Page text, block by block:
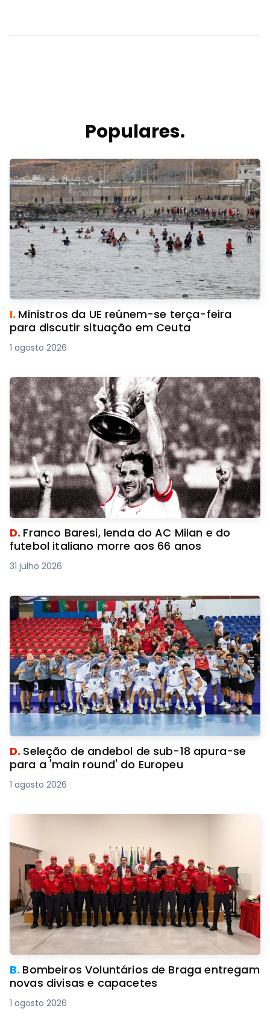
Populares.
I. Ministros da UE reúnem-se terça-feira
para discutir situação em Ceuta
1 agosto 2026
D. Franco Baresi, lenda do AC Milan e do
futebol italiano morre aos 66 anos
31 julho 2026
D. Seleção de andebol de sub-18 apura-se
para a 'main round' do Europeu
1 agosto 2026
B. Bombeiros Voluntários de Braga entregam
novas divisas e capacetes
1 agosto 2026